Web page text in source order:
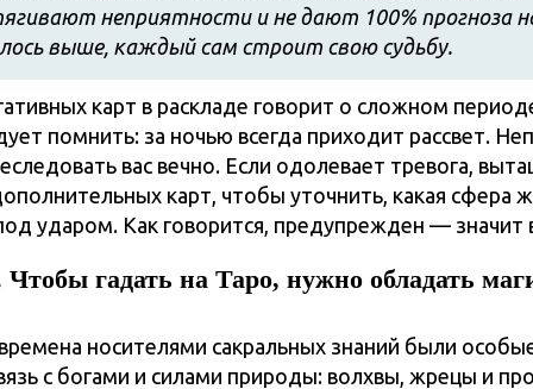
неприятности и не дают 100% прогноза
выше, каждый сам строит свою судьбу.
карт в раскладе говорит о сложном
помнить: за ночью всегда приходит рассвет.
вас вечно. Если одолевает тревога,
карт, чтобы уточнить, какая сфера
ударом. Как говорится, предупрежден — значит
гадать на Таро, нужно обладать
носителями сакральных знаний были
с богами и силами природы: волхвы, жрецы и